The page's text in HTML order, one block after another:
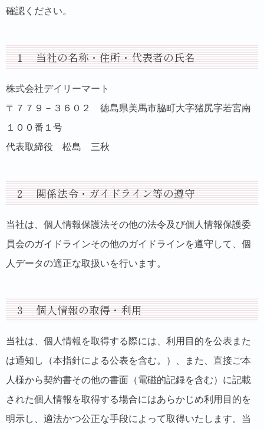
確認ください。
１ 当社の名称・住所・代表者の氏名
株式会社デイリーマート
〒７７９－３６０２ 徳島県美馬市脇町大字猪尻字若宮南
１００番１号
代表取締役 松島 三秋
２ 関係法令・ガイドライン等の遵守
当社は、個人情報保護法その他の法令及び個人情報保護委
員会のガイドラインその他のガイドラインを遵守して、個
人データの適正な取扱いを行います。
３ 個人情報の取得・利用
当社は、個人情報を取得する際には、利用目的を公表また
は通知し（本指針による公表を含む。）、また、直接ご本
人様から契約書その他の書面（電磁的記録を含む）に記載
された個人情報を取得する場合にはあらかじめ利用目的を
明示し、適法かつ公正な手段によって取得いたします。当